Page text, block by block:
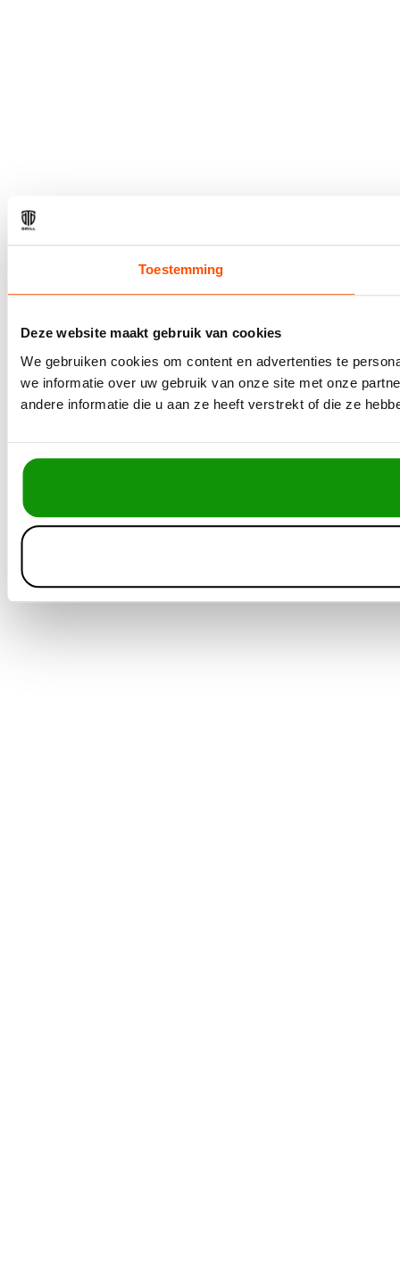
Toestemming
Deze website maakt gebruik van cookies
We gebruiken cookies om content en advertenties te
we informatie over uw gebruik van onze site met onze
andere informatie die u aan ze heeft verstrekt of die ze